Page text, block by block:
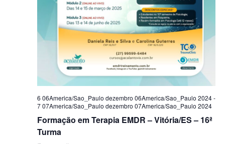
6 06America/Sao_Paulo dezembro 06America/Sao_Paulo 2024-
7 07America/Sao_Paulo dezembro 07America/Sao_Paulo 2024
Formação em Terapia EMDR – Vitória/ES – 16ª
Turma